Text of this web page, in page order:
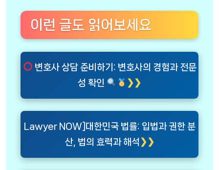
이런 글도 읽어보세요
변호사 상담 준비하기: 변호사의 경험과 전문
성 확인
Lawyer NOW]대한민국 법률: 입법과 권한 분
산, 법의 효력과 해석